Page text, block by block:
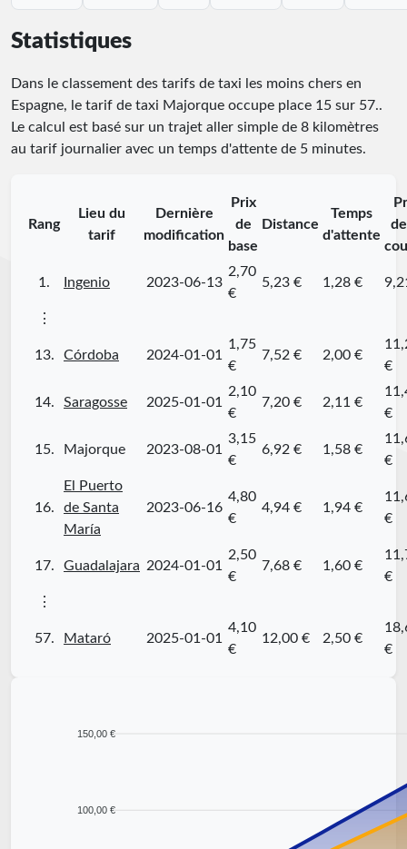
Statistiques
Dans le classement des tarifs de taxi les moins chers en
Espagne, le tarif de taxi Majorque occupe place 15 sur 57..
Le calcul est basé sur un trajet aller simple de 8 kilomètres
au tarif journalier avec un temps d'attente de 5 minutes.
Rang
Lieu du
tarif
Dernière
modification
Prix
de
base
Distance
Temps
d'attente
1. Ingenio 2023-06-13
2,70
€
5,23 € 1,28 €
⋮
13. Córdoba 2024-01-01
1,75
€
7,52 € 2,00 €
€
14. Saragosse 2025-01-01
2,10
€
7,20 € 2,11 €
€
15. Majorque 2023-08-01
3,15
€
6,92 € 1,58 €
€
16.
El Puerto
de Santa
María
2023-06-16
4,80
€
4,94 € 1,94 €
€
17. Guadalajara 2024-01-01
2,50
€
7,68 € 1,60 €
€
⋮
57. Mataró 2025-01-01
4,10
€
12,00 € 2,50 €
€
150,00 €
100,00 €